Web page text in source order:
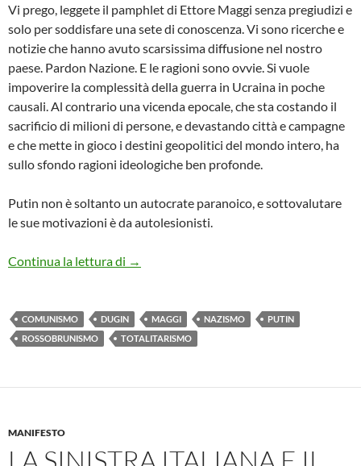
Vi prego, leggete il pamphlet di Ettore Maggi senza pregiudizi e
solo per soddisfare una sete di conoscenza. Vi sono ricerche e
notizie che hanno avuto scarsissima diffusione nel nostro
paese. Pardon Nazione. E le ragioni sono ovvie. Si vuole
impoverire la complessità della guerra in Ucraina in poche
causali. Al contrario una vicenda epocale, che sta costando il
sacrificio di milioni di persone, e devastando città e campagne
e che mette in gioco i destini geopolitici del mondo intero, ha
sullo sfondo ragioni ideologiche ben profonde.
Putin non è soltanto un autocrate paranoico, e sottovalutare
le sue motivazioni è da autolesionisti.
Continua la lettura di Stalinisti, nazisti e opportunisti.
→
COMUNISMO DUGIN MAGGI NAZISMO
PUTIN
ROSSOBRUNISMO
TOTALITARISMO
MANIFESTO